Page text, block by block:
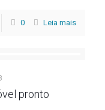
0 Leia mais
pronto